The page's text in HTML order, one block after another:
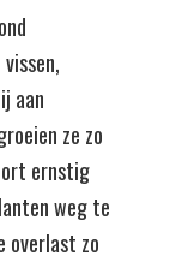
aan
ze zo
ernstig
weg te
overlast zo